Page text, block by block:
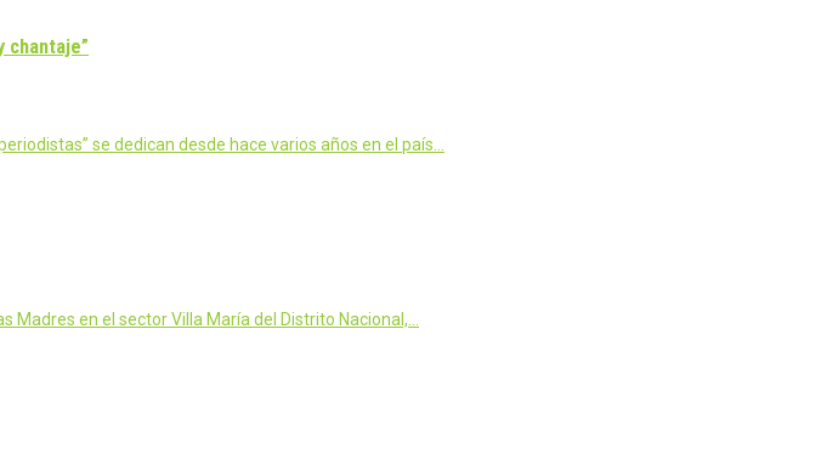
chantaje”
se dedican desde hace varios años en el país…
Madres en el sector Villa María del Distrito Nacional,…